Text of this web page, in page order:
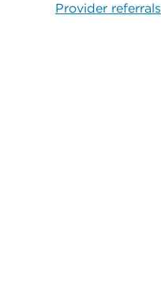
Provider referrals